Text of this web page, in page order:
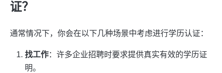
证？
通常情况下，你会在以下几种场景中考虑进行学历认证：
找工作：许多企业招聘时要求提供真实有效的学历证
明。